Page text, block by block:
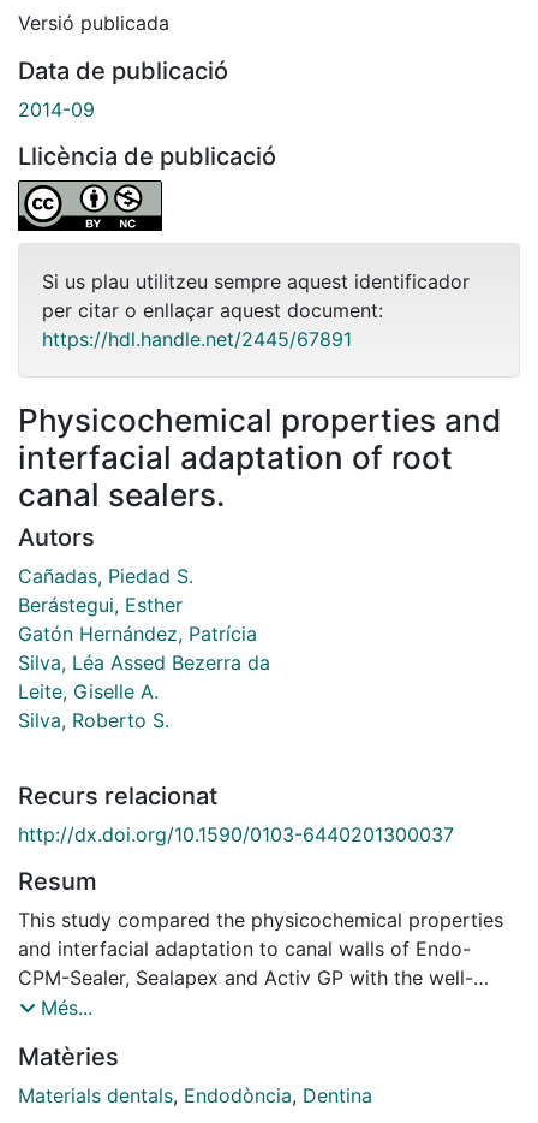
Versió publicada
Data de publicació
2014-09
Llicència de publicació
Si us plau utilitzeu sempre aquest identificador
per citar o enllaçar aquest document:
https://hdl.handle.net/2445/67891
Physicochemical properties and
interfacial adaptation of root
canal sealers.
Autors
Cañadas, Piedad S.
Berástegui, Esther
Gatón Hernández, Patrícia
Silva, Léa Assed Bezerra da
Leite, Giselle A.
Silva, Roberto S.
Recurs relacionat
http://dx.doi.org/10.1590/0103-6440201300037
Resum
This study compared the physicochemical properties
and interfacial adaptation to canal walls of Endo-
CPM-Sealer, Sealapex and Activ GP with the well-
established AH Plus sealer. The following analyses
solubility using samples of each material and scanning
electron microscopy of root-filled bovine incisors to
Més...
Matèries
Materials dentals, Endodòncia, Dentina